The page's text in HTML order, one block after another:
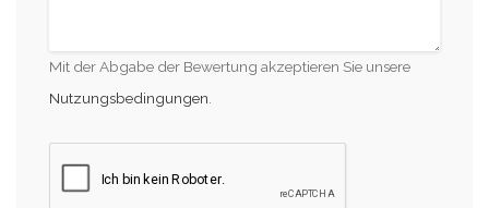
Mit der Abgabe der Bewertung akzeptieren Sie unsere
Nutzungsbedingungen